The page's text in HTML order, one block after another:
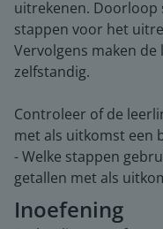
uitrekenen. Doorloop
stappen voor het
Vervolgens maken
zelfstandig.
Controleer of de
met als uitkomst een
- Welke stappen
getallen met als
Inoefening